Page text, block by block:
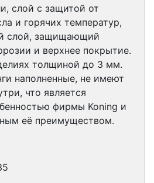
слой с защитой от
и горячих температур,
слой, защищающий
и верхнее покрытие.
толщиной до 3 мм.
наполненные, не имеют
что является
фирмы Koning и
её преимуществом.